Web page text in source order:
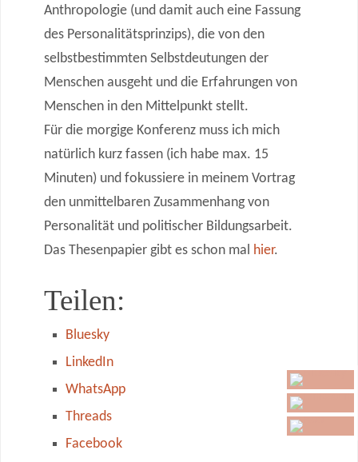
Anthropologie (und damit auch eine Fassung
des Personalitätsprinzips), die von den
selbstbestimmten Selbstdeutungen der
Menschen ausgeht und die Erfahrungen von
Menschen in den Mittelpunkt stellt.
Für die morgige Konferenz muss ich mich
natürlich kurz fassen (ich habe max. 15
Minuten) und fokussiere in meinem Vortrag
den unmittelbaren Zusammenhang von
Personalität und politischer Bildungsarbeit.
Das Thesenpapier gibt es schon mal hier.
Teilen:
Bluesky
LinkedIn
WhatsApp
Threads
Facebook